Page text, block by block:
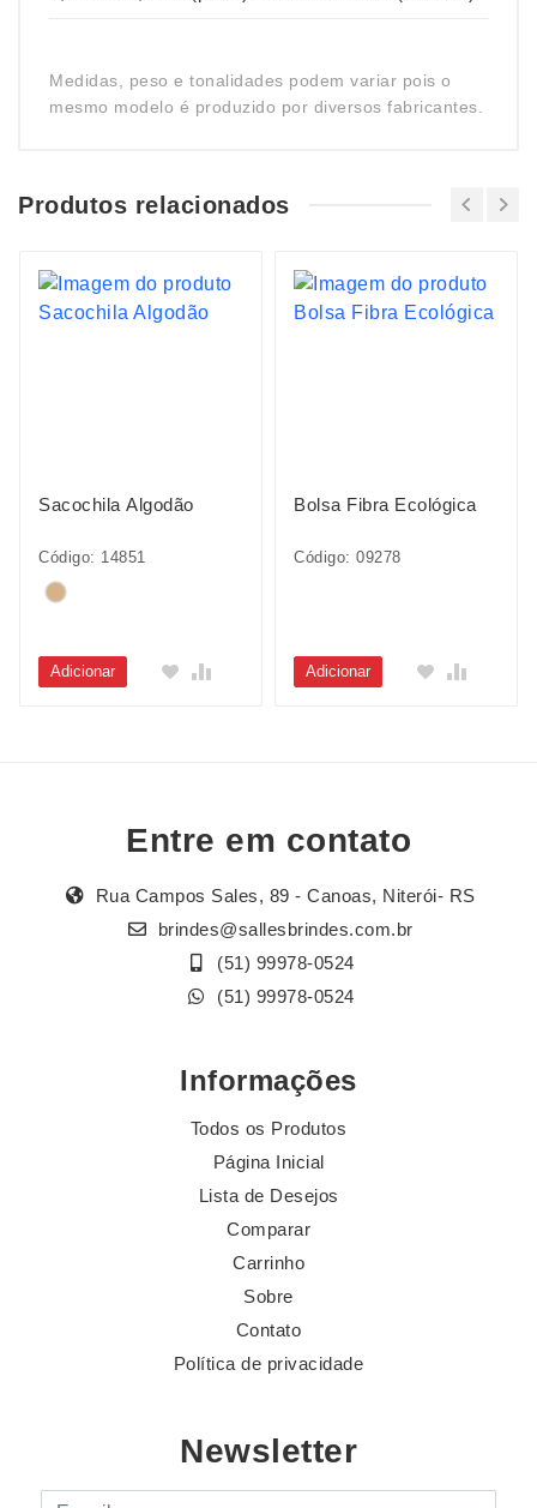
Medidas, peso e tonalidades podem variar pois o
mesmo modelo é produzido por diversos fabricantes.
Produtos relacionados
Sacochila Algodão
Código: 14851
Adicionar
Bolsa Fibra Ecológica
Código: 09278
Adicionar
Entre em contato
Rua Campos Sales, 89 - Canoas, Niterói- RS
brindes@sallesbrindes.com.br
(51) 99978-0524
(51) 99978-0524
Informações
Todos os Produtos
Página Inicial
Lista de Desejos
Comparar
Carrinho
Sobre
Contato
Política de privacidade
Newsletter
E-mail